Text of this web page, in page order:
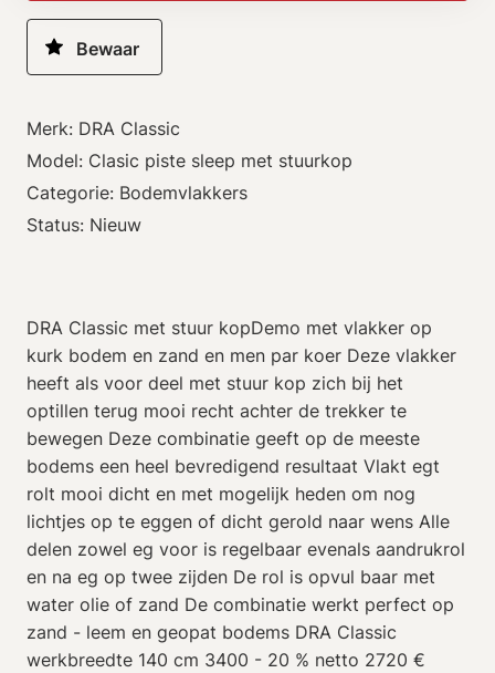
Merk: DRA Classic
Model: Clasic piste sleep met stuurkop
Categorie: Bodemvlakkers
Status: Nieuw
DRA Classic met stuur kopDemo met vlakker op
kurk bodem en zand en men par koer Deze vlakker
heeft als voor deel met stuur kop zich bij het
optillen terug mooi recht achter de trekker te
bewegen Deze combinatie geeft op de meeste
bodems een heel bevredigend resultaat Vlakt egt
rolt mooi dicht en met mogelijk heden om nog
lichtjes op te eggen of dicht gerold naar wens Alle
delen zowel eg voor is regelbaar evenals aandrukrol
en na eg op twee zijden De rol is opvul baar met
water olie of zand De combinatie werkt perfect op
zand - leem en geopat bodems DRA Classic
werkbreedte 140 cm 3400 - 20 % netto 2720 €